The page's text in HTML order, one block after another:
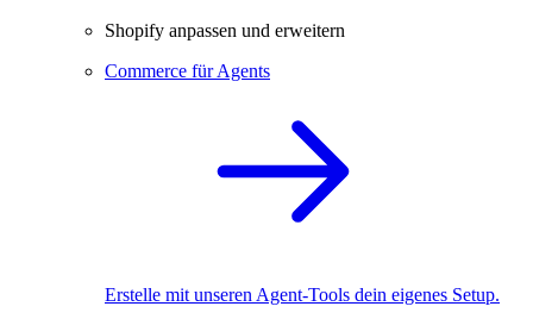
Shopify anpassen und erweitern
Commerce für Agents
Erstelle mit unseren Agent-Tools dein eigenes Setup.